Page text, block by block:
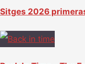
Sitges 2026